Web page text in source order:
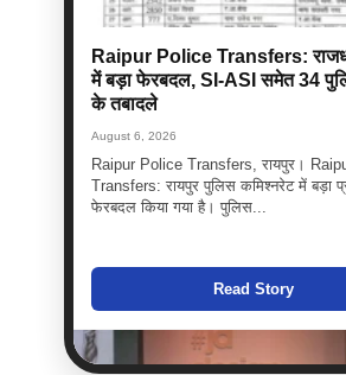
Raipur Police Transfers:
में बड़ा फेरबदल, SI-ASI समेत 34
के तबादले
August 6, 2026
Raipur Police Transfers, रायपुर।
Transfers: रायपुर पुलिस कमिश्नरेट में बड़ा
फेरबदल किया गया है। पुलिस...
Read Story